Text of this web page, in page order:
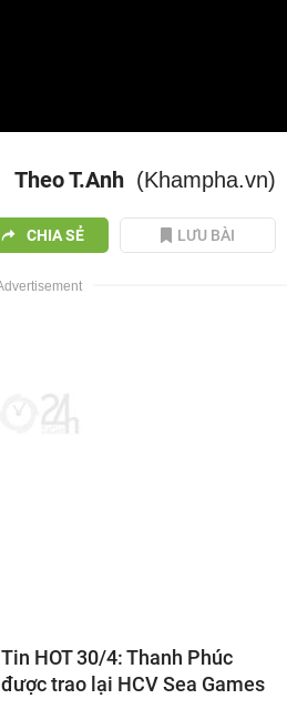
Theo T.Anh (Khampha.vn)
CHIA SẺ LƯU BÀI
Tin HOT 30/4: Thanh Phúc
được trao lại HCV Sea Games